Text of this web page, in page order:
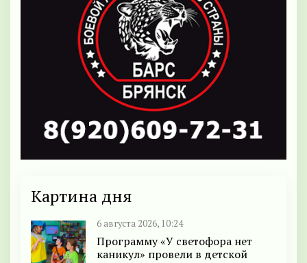
Картина дня
6 августа 2026, 10:24
Программу «У светофора нет
каникул» провели в детской